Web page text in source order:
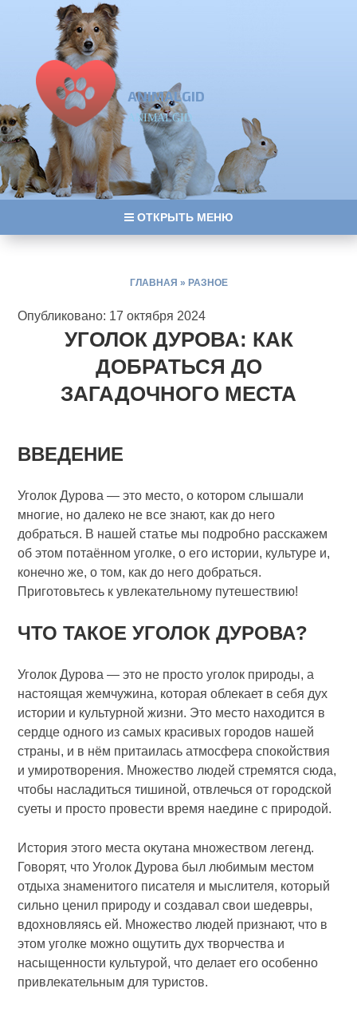
ANIMALGID
ANIMALGID
ОТКРЫТЬ МЕНЮ
ГЛАВНАЯ » РАЗНОЕ
Опубликовано: 17 октября 2024
УГОЛОК ДУРОВА: КАК
ДОБРАТЬСЯ ДО
ЗАГАДОЧНОГО МЕСТА
ВВЕДЕНИЕ
Уголок Дурова — это место, о котором слышали
многие, но далеко не все знают, как до него
добраться. В нашей статье мы подробно расскажем
об этом потаённом уголке, о его истории, культуре и,
конечно же, о том, как до него добраться.
Приготовьтесь к увлекательному путешествию!
ЧТО ТАКОЕ УГОЛОК ДУРОВА?
Уголок Дурова — это не просто уголок природы, а
настоящая жемчужина, которая облекает в себя дух
истории и культурной жизни. Это место находится в
сердце одного из самых красивых городов нашей
страны, и в нём притаилась атмосфера спокойствия
и умиротворения. Множество людей стремятся сюда,
чтобы насладиться тишиной, отвлечься от городской
суеты и просто провести время наедине с природой.
История этого места окутана множеством легенд.
Говорят, что Уголок Дурова был любимым местом
отдыха знаменитого писателя и мыслителя, который
сильно ценил природу и создавал свои шедевры,
вдохновляясь ей. Множество людей признают, что в
этом уголке можно ощутить дух творчества и
насыщенности культурой, что делает его особенно
привлекательным для туристов.